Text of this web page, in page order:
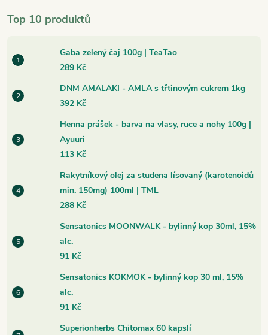
Top 10 produktů
Gaba zelený čaj 100g | TeaTao
289 Kč
DNM AMALAKI - AMLA s třtinovým cukrem 1kg
392 Kč
Henna prášek - barva na vlasy, ruce a nohy 100g |
Ayuuri
113 Kč
Rakytníkový olej za studena lísovaný (karotenoidů
min. 150mg) 100ml | TML
288 Kč
Sensatonics MOONWALK - bylinný kop 30ml, 15%
alc.
91 Kč
Sensatonics KOKMOK - bylinný kop 30 ml, 15%
alc.
91 Kč
Superionherbs Chitomax 60 kapslí